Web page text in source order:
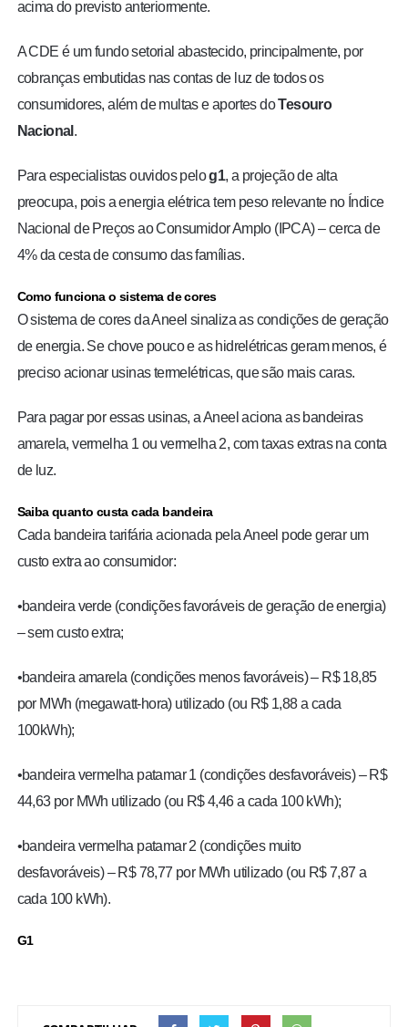
acima do previsto anteriormente.
A CDE é um fundo setorial abastecido, principalmente, por
cobranças embutidas nas contas de luz de todos os
consumidores, além de multas e aportes doTesouro
Nacional .
Para especialistas ouvidos pelog1, a projeção de alta
preocupa, pois a energia elétrica tem peso relevante no Índice
Nacional de Preços ao Consumidor Amplo (IPCA) – cerca de
4% da cesta de consumo das famílias.
Como funciona o sistema de cores
O sistema de cores da Aneel sinaliza as condições de geração
de energia. Se chove pouco e as hidrelétricas geram menos, é
preciso acionar usinas termelétricas, que são mais caras.
Para pagar por essas usinas, a Aneel aciona as bandeiras
amarela, vermelha 1 ou vermelha 2, com taxas extras na conta
de luz.
Saiba quanto custa cada bandeira
Cada bandeira tarifária acionada pela Aneel pode gerar um
custo extra ao consumidor:
•bandeira verde (condições favoráveis de geração de energia)
– sem custo extra;
•bandeira amarela (condições menos favoráveis) – R$ 18,85
por MWh (megawatt-hora) utilizado (ou R$ 1,88 a cada
100kWh);
•bandeira vermelha patamar 1 (condições desfavoráveis) – R$
44,63 por MWh utilizado (ou R$ 4,46 a cada 100 kWh);
•bandeira vermelha patamar 2 (condições muito
desfavoráveis) – R$ 78,77 por MWh utilizado (ou R$ 7,87 a
cada 100 kWh).
G1